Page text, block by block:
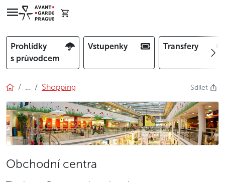
Prohlídky
s průvodcem
Vstupenky Transfery
… Shopping Sdílet
Obchodní centra